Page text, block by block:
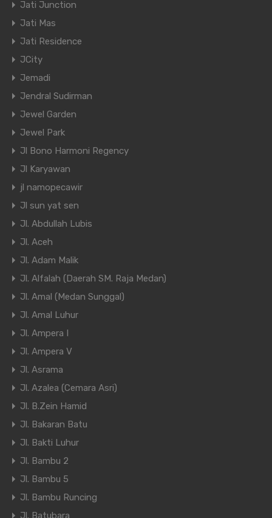
Jati Junction
Jati Mas
Jati Residence
JCity
Jemadi
Jendral Sudirman
Jewel Garden
Jewel Park
Jl Bono Harmoni Regency
Jl Karyawan
jl namopecawir
Jl sun yat sen
Jl. Abdullah Lubis
Jl. Aceh
Jl. Adam Malik
Jl. Alfalah (Daerah SM. Raja Medan)
Jl. Amal (Medan Sunggal)
Jl. Amal Luhur
Jl. Ampera I
Jl. Ampera V
Jl. Asrama
Jl. Azalea (Cemara Asri)
Jl. B.Zein Hamid
Jl. Bakaran Batu
Jl. Bakti Luhur
Jl. Bambu 2
Jl. Bambu 5
Jl. Bambu Runcing
Jl. Batubara